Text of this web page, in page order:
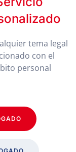
tema legal
con el
personal